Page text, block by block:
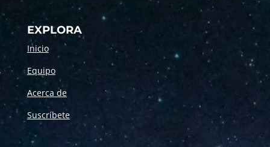
EXPLORA
Inicio
Equipo
Acerca de
Suscríbete